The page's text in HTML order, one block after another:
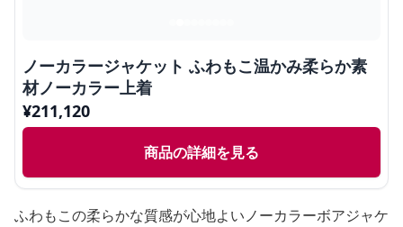
ノーカラージャケット ふわもこ温かみ柔らか素
材ノーカラー上着
¥211,120
商品の詳細を見る
ふわもこの柔らかな質感が心地よいノーカラーボアジャケ